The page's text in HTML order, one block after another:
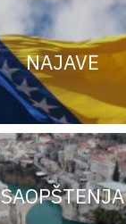
NAJAVE
SAOPŠTENJA